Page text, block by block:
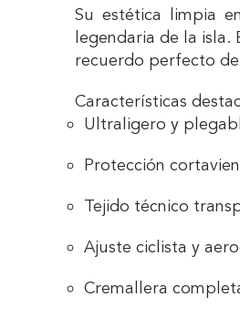
Su estética limpia
legendaria de la
recuerdo perfecto
Características
Ultraligero y
Protección
Tejido técnico
Ajuste ciclista y
Cremallera